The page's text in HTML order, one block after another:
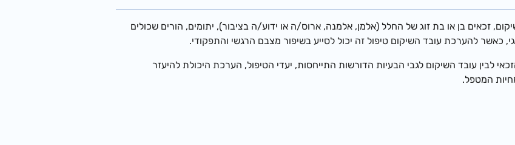
זכאים בן או בת זוג של החלל (אלמן, אלמנה, ארוס/ה או ידוע/ה בציבור), יתומים, הורים שכולים
כאשר להערכת עובד השיקום טיפול זה יכול לסייע בשיפור מצבם הרגשי והתפקודי.
לבין עובד השיקום לגבי הבעיות הדורשות התייחסות, יעדי הטיפול, הערכת היכולת להיעזר
המטפל.